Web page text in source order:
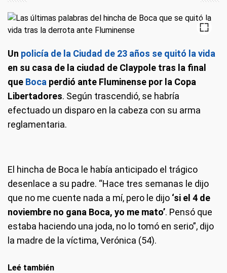
Un policía de la Ciudad de 23 años se quitó la vida
en su casa de la ciudad de Claypole tras la final
que Boca perdió ante Fluminense por la Copa
Libertadores. Según trascendió, se habría
efectuado un disparo en la cabeza con su arma
reglamentaria.
El hincha de Boca le había anticipado el trágico
desenlace a su padre. “Hace tres semanas le dijo
que no me cuente nada a mí, pero le dijo ‘si el 4 de
noviembre no gana Boca, yo me mato’. Pensó que
estaba haciendo una joda, no lo tomó en serio”, dijo
la madre de la víctima, Verónica (54).
Leé también